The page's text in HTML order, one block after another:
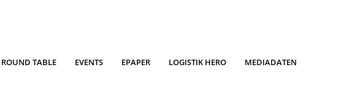
ROUND TABLE EVENTS EPAPER LOGISTIK HERO MEDIADATEN